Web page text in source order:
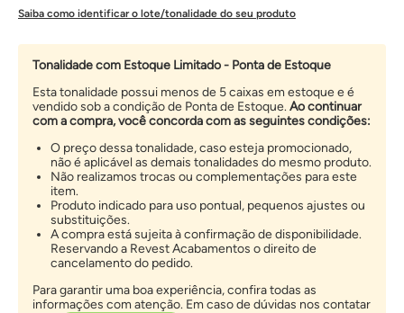
Saiba como identificar o lote/tonalidade do seu produto
Tonalidade com Estoque Limitado - Ponta de Estoque
Esta tonalidade possui menos de 5 caixas em estoque e é
vendido sob a condição de Ponta de Estoque.Ao continuar
com a compra, você concorda com as seguintes condições:
O preço dessa tonalidade, caso esteja promocionado,
não é aplicável as demais tonalidades do mesmo produto.
Não realizamos trocas ou complementações para este
item.
Produto indicado para uso pontual, pequenos ajustes ou
substituições.
A compra está sujeita à confirmação de disponibilidade.
Reservando a Revest Acabamentos o direito de
cancelamento do pedido.
Para garantir uma boa experiência, confira todas as
informações com atenção. Em caso de dúvidas nos contatar